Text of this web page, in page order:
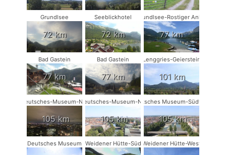
Grundlsee
72 km
Seeblickhotel
72 km
Grundlsee-Rostiger Anker
77 km
Bad Gastein
77 km
Bad Gastein
77 km
Lenggries-Geierstein
101 km
Deutsches-Museum-NW
105 km
Deutsches-Museum-NO
105 km
Deutsches Museum-Südwest
105 km
Deutsches Museum Weidener Hütte-Süd Weidener Hütte-West